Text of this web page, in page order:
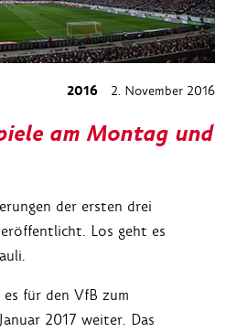
2016 2. November 2016
am Montag und
der ersten drei
Los geht es
für den VfB zum
2017 weiter. Das